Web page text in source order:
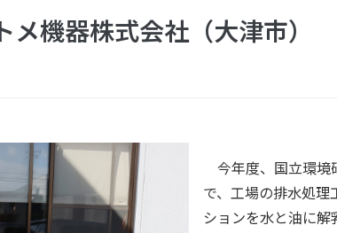
機器株式会社（大津市）
今年度、国立環境
で、工場の排水処理
ションを水と油に